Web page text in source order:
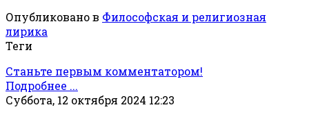
Опубликовано в Философская и религиозная
лирика
Теги
Станьте первым комментатором!
Подробнее ...
Суббота, 12 октября 2024 12:23